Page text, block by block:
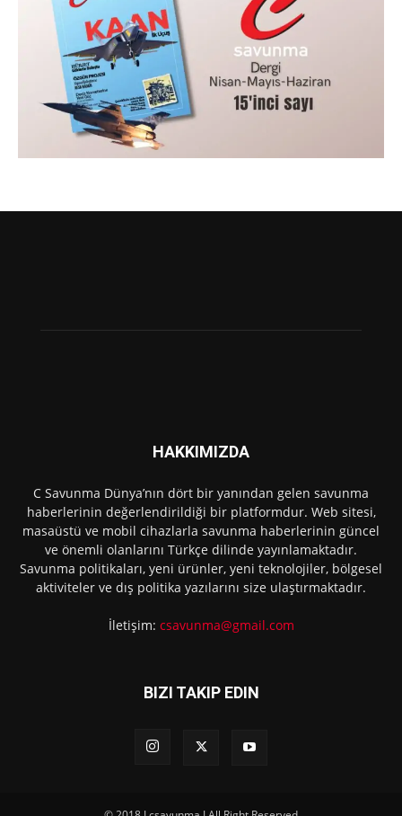
HAKKIMIZDA
C Savunma Dünya’nın dört bir yanından gelen savunma
haberlerinin değerlendirildiği bir platformdur. Web sitesi,
masaüstü ve mobil cihazlarla savunma haberlerinin güncel
ve önemli olanlarını Türkçe dilinde yayınlamaktadır.
Savunma politikaları, yeni ürünler, yeni teknolojiler, bölgesel
aktiviteler ve dış politika yazılarını size ulaştırmaktadır.
İletişim: csavunma@gmail.com
BIZI TAKIP EDIN